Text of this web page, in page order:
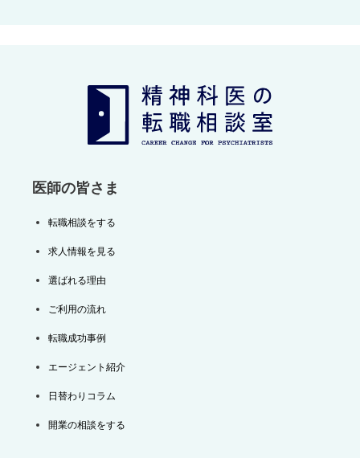
医師の皆さま
転職相談をする
求人情報を見る
選ばれる理由
ご利用の流れ
転職成功事例
エージェント紹介
日替わりコラム
開業の相談をする